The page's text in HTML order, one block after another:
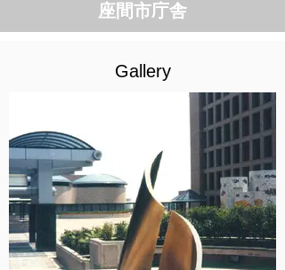
座間市庁舎
Gallery